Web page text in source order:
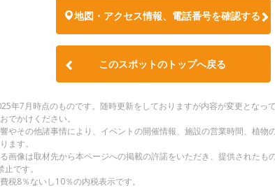
地図・アクセス情報、電話番号を確認する
このスポットのトップへ戻る
年7月時点のものです。随時更新をしておりますが内容が変更となっ
でかけください。
やその他諸事情により、イベントの開催情報、施設の営業時間、植物
ます。
画像は取材先から本ページへの掲載の許諾をいただき、提供されたも
です。
税8％ないし10％の内税表示です。